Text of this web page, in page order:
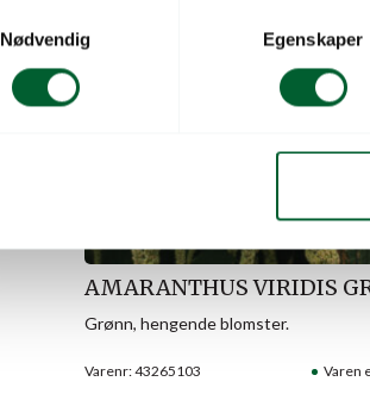
Nødvendig Egenskaper
AMARANTHUS VIRIDIS
Varenr: 43265103 Varen
Grønn, hengende blomster.